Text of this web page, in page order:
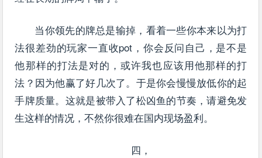
当你领先的牌总是输掉，看着一些你本来以为打
法很差劲的玩家一直收pot，你会反问自己，是不是
他那样的打法是对的，或许我也应该用他那样的打
法？因为他赢了好几次了。于是你会慢慢放低你的起
手牌质量。这就是被带入了松凶鱼的节奏，请避免发
生这样的情况，不然你很难在国内现场盈利。
四，